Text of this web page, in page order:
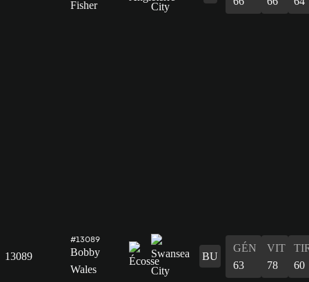
Fisher
13089
#13089
Bobby
Wales
BU
GÉN
63
VIT
78
60